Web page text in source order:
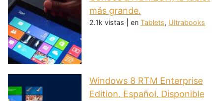
más grande.
2.1k vistas en Tablets, Ultrabooks
Windows 8 RTM Enterprise
Edition. Español. Disponible